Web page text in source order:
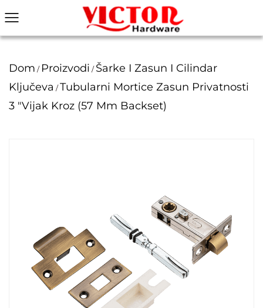
Dom / Proizvodi / Šarke I Zasun I Cilindar
Ključeva /Tubularni Mortice Zasun Privatnosti
3 "vijak Kroz (57 Mm Backset)